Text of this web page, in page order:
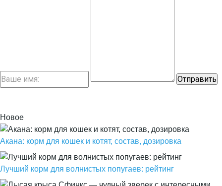
Новое
Акана: корм для кошек и котят, состав, дозировка
Лучший корм для волнистых попугаев: рейтинг